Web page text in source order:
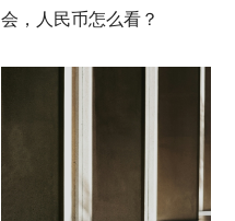
会，人民币怎么看？